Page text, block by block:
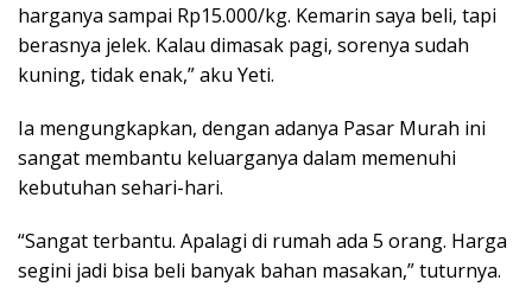
harganya sampai Rp15.000/kg. Kemarin saya beli, tapi
berasnya jelek. Kalau dimasak pagi, sorenya sudah
kuning, tidak enak,” aku Yeti.
Ia mengungkapkan, dengan adanya Pasar Murah ini
sangat membantu keluarganya dalam memenuhi
kebutuhan sehari-hari.
“Sangat terbantu. Apalagi di rumah ada 5 orang. Harga
segini jadi bisa beli banyak bahan masakan,” tuturnya.